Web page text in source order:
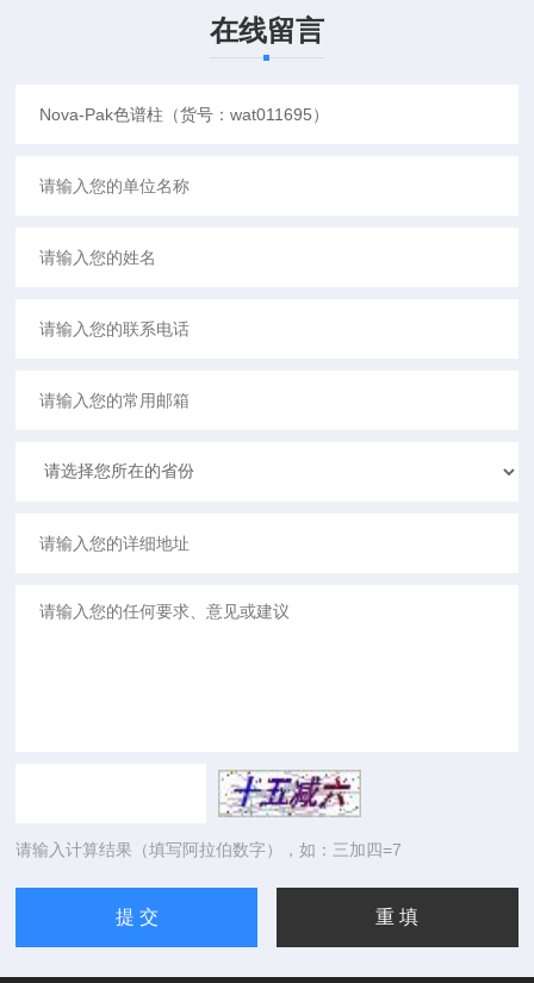
在线留言
请输入计算结果（填写阿拉伯数字），如：三加四=7